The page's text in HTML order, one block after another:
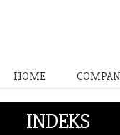
HOME
INDEKS